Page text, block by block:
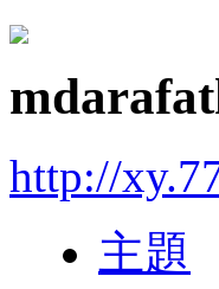
http://
主題